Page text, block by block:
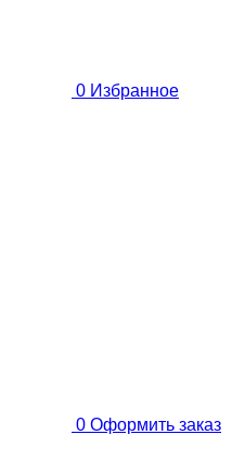
0 Избранное
0 Оформить заказ